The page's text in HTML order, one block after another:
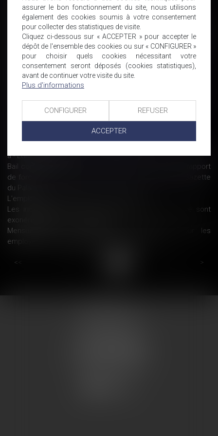
Harcèlement au travail : le délicat problème de la preuve - La
tribune
Rupture conventionnelle : la fin du délai de rétractation
s’apprécie à la date d’envoi de la lettre - Éditions Francis
Lefebvre
Non-paiement des factures : les pénalités de retard sont
dues de plein droit
Abrogation de la contribution relative à la déclaration des -
Éditions Tissot
La loi sur le secret des affaires menace-t-elle la liberté
d’informer ?
Chèque santé : paramètres de calcul pour 2018
Travailler par grand froid : que prévoit la loi ?
à - Éditions Tissot
Bail commercial et compétence judiciaire : l’éventuel rapport
de force ne relève pas du droit de la concurrence - Gazette
du Palais
L’employeur a désormais « droit à l’erreur »
Les indemnités de rupture conventionnelle collective sont
exonérées d’impôt - Le Particulier
Mensualisation du paiement des cotisations pour les
employeurs de 9 salariés au plus - Urssaf.fr
<< >
assurer le bon fonctionnement du site, nous utilisons
également des cookies soumis à votre consentement
pour collecter des statistiques de visite.
Cliquez ci-dessous sur « ACCEPTER » pour accepter le
dépôt de l'ensemble des cookies ou sur « CONFIGURER »
pour choisir quels cookies nécessitant votre
consentement seront déposés (cookies statistiques),
avant de continuer votre visite du site.
Plus d'informations
CONFIGURER REFUSER
ACCEPTER